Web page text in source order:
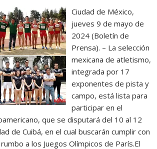
Ciudad de México,
jueves 9 de mayo de
2024 (Boletín de
Prensa). – La selección
mexicana de atletismo,
integrada por 17
exponentes de pista y
campo, está lista para
participar en el
que se disputará del 10 al 12
de Cuibá, en el cual buscarán cumplir con
a los Juegos Olímpicos de París.El